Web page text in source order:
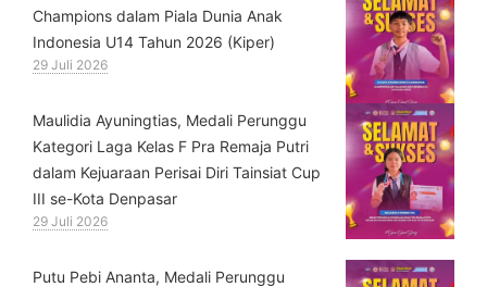
Champions dalam Piala Dunia Anak
Indonesia U14 Tahun 2026 (Kiper)
29 Juli 2026
⁠Maulidia Ayuningtias, Medali Perunggu
Kategori Laga Kelas F Pra Remaja Putri
dalam Kejuaraan Perisai Diri Tainsiat Cup
III se-Kota Denpasar
29 Juli 2026
Putu Pebi Ananta, Medali Perunggu